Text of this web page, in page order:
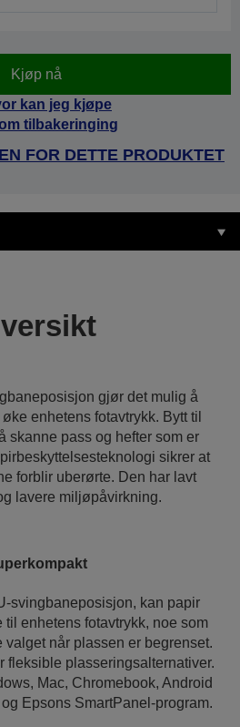
Kjøp nå
kan jeg kjøpe
tilbakeringing
FOR DETTE PRODUKTET
gjør det mulig å
enhetens fotavtrykk. Bytt til
skanne pass og hefter som er
sikrer at
forblir uberørte. Den har lavt
lavere miljøpåvirkning.
svingbaneposisjon, kan papir
enhetens fotavtrykk, noe som
valget når plassen er begrenset.
fleksible plasseringsalternativer.
Mac, Chromebook, Android
Epsons SmartPanel-program.